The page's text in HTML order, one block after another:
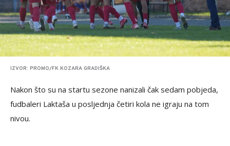
IZVOR: PROMO/FK KOZARA GRADIŠKA
Nakon što su na startu sezone nanizali čak sedam pobjeda,
fudbaleri Laktaša u posljednja četiri kola ne igraju na tom
nivou.